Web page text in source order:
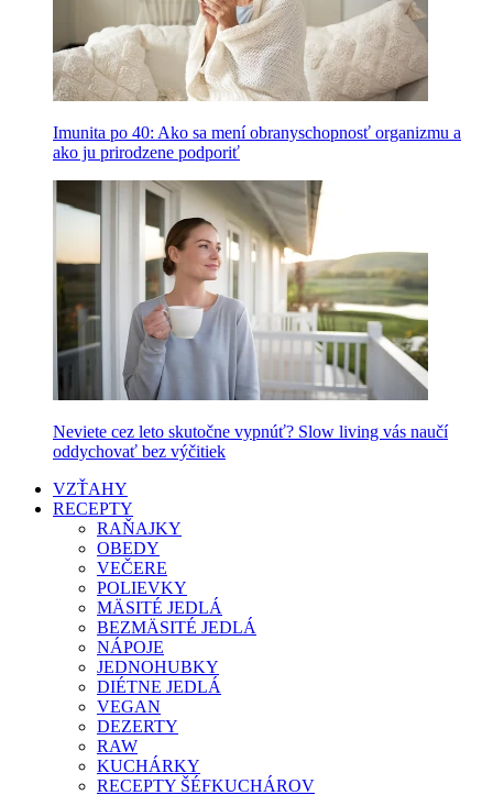
Imunita po 40: Ako sa mení obranyschopnosť organizmu a
ako ju prirodzene podporiť
Neviete cez leto skutočne vypnúť? Slow living vás naučí
oddychovať bez výčitiek
VZŤAHY
RECEPTY
RAŇAJKY
OBEDY
VEČERE
POLIEVKY
MÄSITÉ JEDLÁ
BEZMÄSITÉ JEDLÁ
NÁPOJE
JEDNOHUBKY
DIÉTNE JEDLÁ
VEGAN
DEZERTY
RAW
KUCHÁRKY
RECEPTY ŠÉFKUCHÁROV